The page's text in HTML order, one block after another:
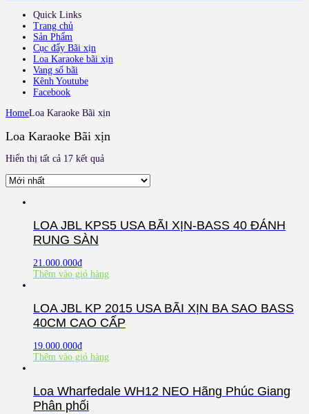
Quick Links
Trang chủ
Sản Phẩm
Cục đẩy Bãi xịn
Loa Karaoke bãi xịn
Vang số bãi
Kênh Youtube
Facebook
HomeLoa Karaoke Bãi xịn
Loa Karaoke Bãi xịn
Hiển thị tất cả 17 kết quả
LOA JBL KPS5 USA BÃI XỊN-BASS 40 ĐÁNH
RUNG SÀN
21.000.000₫
Thêm vào giỏ hàng
LOA JBL KP 2015 USA BÃI XỊN BA SAO BASS
40CM CAO CẤP
19.000.000₫
Thêm vào giỏ hàng
Loa Wharfedale WH12 NEO Hãng Phúc Giang
Phân phối